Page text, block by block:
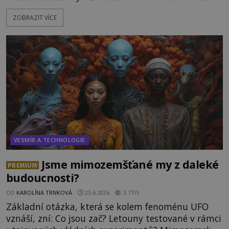
peruánském městečku Andahuaylillas nedaleko
legendárního Cuzca pomalu sestupuje z posvátné
Právě nalezl ostatky dvou mimozemšťanů! Vědci
nad nálezem kroutí hlavou. Už na
ZOBRAZIT VÍCE
VESMÍR A TECHNOLOGIE
PREMIUM
Jsme mimozemšťané my z daleké
budoucnosti?
OD KAROLÍNA TRNKOVÁ 25.6.2026 3.7TIS
Základní otázka, která se kolem fenoménu UFO
vznáší, zní: Co jsou zač? Letouny testované v rámci